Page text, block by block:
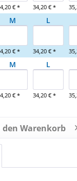
€ * 34,20 € *
M
€ *
L
34,20 € *
M
€ *
L
34,20 € *
Warenkorb